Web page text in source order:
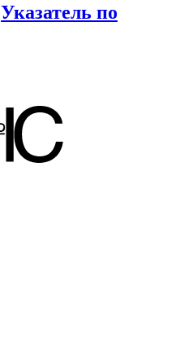
Указатель по